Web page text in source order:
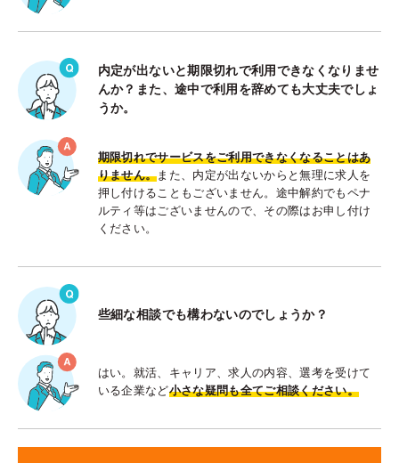
内定が出ないと期限切れで利用できなくなりませ
んか？また、途中で利用を辞めても大丈夫でしょ
うか。
期限切れでサービスをご利用できなくなることはあ
りません。 また、内定が出ないからと無理に求人を
押し付けることもございません。途中解約でもペナ
ルティ等はございませんので、その際はお申し付け
ください。
些細な相談でも構わないのでしょうか？
はい。就活、キャリア、求人の内容、選考を受けて
いる企業など小さな疑問も全てご相談ください。